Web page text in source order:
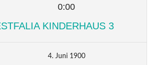
0:00
KINDERHAUS 3
4. Juni 1900